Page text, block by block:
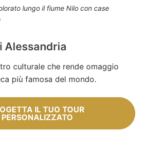
lungo il fiume Nilo con case
Alessandria
culturale che rende omaggio
più famosa del mondo.
IL TUO TOUR
PERSONALIZZATO